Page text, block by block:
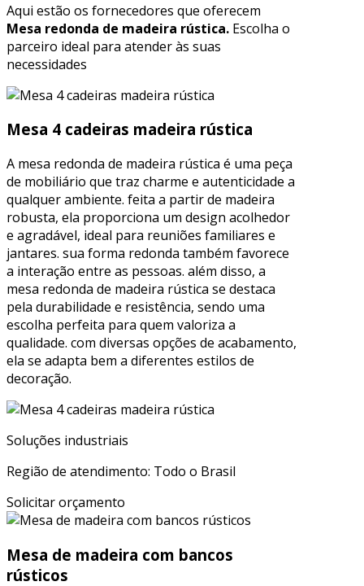
Aqui estão os fornecedores que oferecem
Mesa redonda de madeira rústica. Escolha o
parceiro ideal para atender às suas
necessidades
Mesa 4 cadeiras madeira rústica
A mesa redonda de madeira rústica é uma peça
de mobiliário que traz charme e autenticidade a
qualquer ambiente. feita a partir de madeira
robusta, ela proporciona um design acolhedor
e agradável, ideal para reuniões familiares e
jantares. sua forma redonda também favorece
a interação entre as pessoas. além disso, a
mesa redonda de madeira rústica se destaca
pela durabilidade e resistência, sendo uma
escolha perfeita para quem valoriza a
qualidade. com diversas opções de acabamento,
ela se adapta bem a diferentes estilos de
decoração.
Soluções industriais
Região de atendimento: Todo o Brasil
Solicitar orçamento
Mesa de madeira com bancos
rústicos